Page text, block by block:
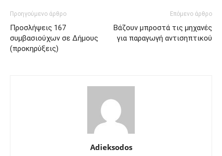
Προηγούμενο άρθρο
Προσλήψεις 167
συμβασιούχων σε Δήμους
(προκηρύξεις)
Επόμενο άρθρο
Βάζουν μπροστά τις μηχανές
για παραγωγή αντισηπτικού
Adieksodos